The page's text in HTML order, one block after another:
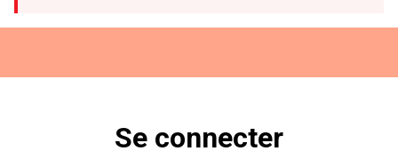
Se connecter